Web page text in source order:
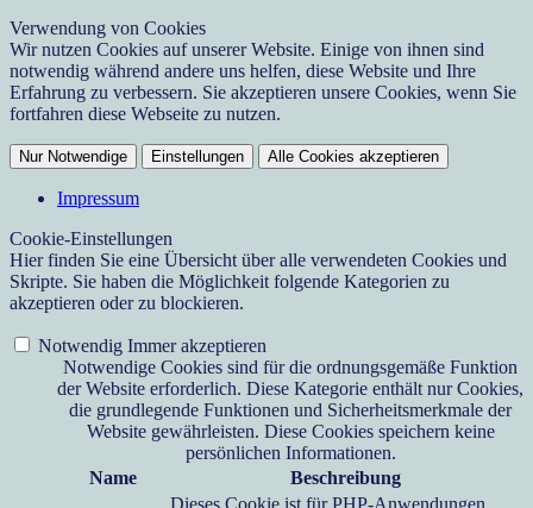
Verwendung von Cookies
Wir nutzen Cookies auf unserer Website. Einige von ihnen sind
notwendig während andere uns helfen, diese Website und Ihre
Erfahrung zu verbessern. Sie akzeptieren unsere Cookies, wenn Sie
fortfahren diese Webseite zu nutzen.
Nur Notwendige Einstellungen Alle Cookies akzeptieren
Impressum
Cookie-Einstellungen
Hier finden Sie eine Übersicht über alle verwendeten Cookies und
Skripte. Sie haben die Möglichkeit folgende Kategorien zu
akzeptieren oder zu blockieren.
Notwendig Immer akzeptieren
Notwendige Cookies sind für die ordnungsgemäße Funktion
der Website erforderlich. Diese Kategorie enthält nur Cookies,
die grundlegende Funktionen und Sicherheitsmerkmale der
Website gewährleisten. Diese Cookies speichern keine
persönlichen Informationen.
Name
Beschreibung